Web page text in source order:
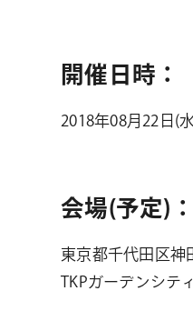
開催日時：
2018年08月22日(
会場(予定)：
東京都千代田区神
TKPガーデンシテ